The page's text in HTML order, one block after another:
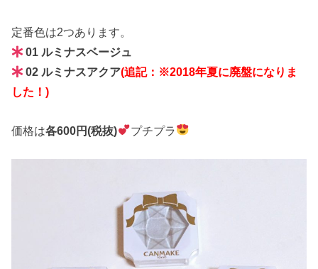
定番色は2つあります。
01 ルミナスベージュ
02 ルミナスアクア(追記：※2018年夏に廃盤になりま
した！)
価格は各600円(税抜) プチプラ